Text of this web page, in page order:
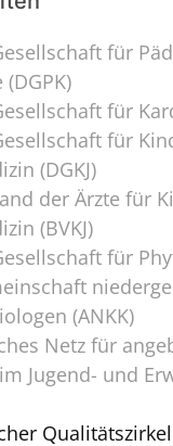
für
für
für
(DGKJ)
der Ärzte für
(BVKJ)
für
(ANKK)
Netz für
Jugend- und